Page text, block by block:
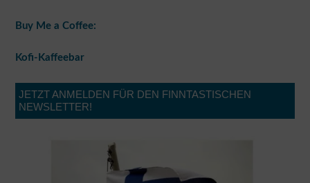
Buy Me a Coffee:
Kofi-Kaffeebar
JETZT ANMELDEN FÜR DEN FINNTASTISCHEN
NEWSLETTER!